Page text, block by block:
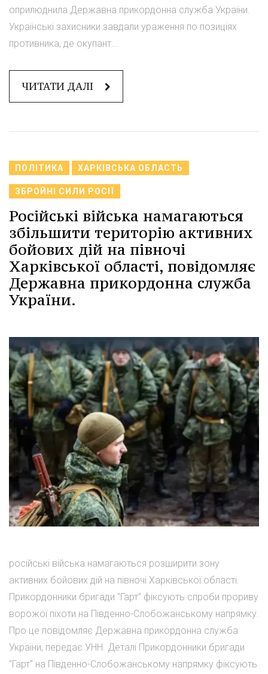
оприлюднила Державна прикордонна служба України.
Українські захисники завдали ураження по позиціях
противника, де окупант...
ЧИТАТИ ДАЛІ
ПОЛІТИКА ХАРКІВСЬКА ОБЛАСТЬ
ЗБРОЙНІ СИЛИ РОСІЇ
Російські війська намагаються
збільшити територію активних
бойових дій на півночі
Харківської області, повідомляє
Державна прикордонна служба
України.
російські війська намагаються розширити зону
активних бойових дій на півночі Харківської області.
Прикордонники бригади "Гарт" фіксують спроби прориву
ворожої піхоти на Південно-Слобожанському напрямку.
Про це повідомляє Державна прикордонна служба
України, передає УНН. Деталі Прикордонники бригади
"Гарт" на Південно-Слобожанському напрямку фіксують